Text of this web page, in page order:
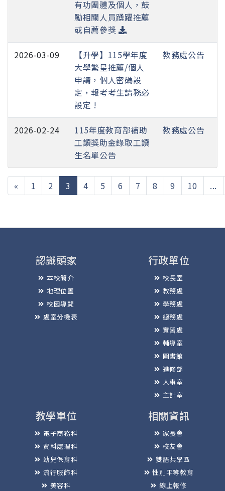
有功團體及個人，鼓
勵相關人員踴躍推薦
或自薦參獎
2026-03-09
【升學】115學年度
大學繁星推薦/個人
申請，個人密碼設
定，報考考生請務必
設定 !
教務處公告
2026-02-24
115年度教育部補助
工讀獎助金錄取工讀
生名單公告
教務處公告
« 1 2 3 (current)
4 5 6 7 8 9 10 ...
認識頭家
本校簡介
地理位置
校園導覽
處室分機表
行政單位
校長室
教務處
學務處
總務處
實習處
輔導室
圖書館
進修部
人事室
主計室
教學單位
電子商務科
資料處理科
幼兒保育科
流行服飾科
美容科
相關資訊
家長會
校友會
雙語共學區
性別平等教育
線上報修